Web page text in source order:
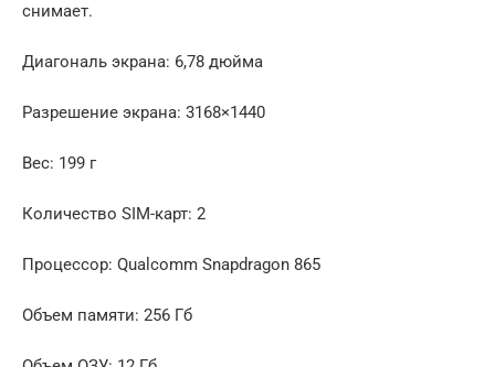
снимает.
Диагональ экрана: 6,78 дюйма
Разрешение экрана: 3168×1440
Вес: 199 г
Количество SIM-карт: 2
Процессор: Qualcomm Snapdragon 865
Объем памяти: 256 Гб